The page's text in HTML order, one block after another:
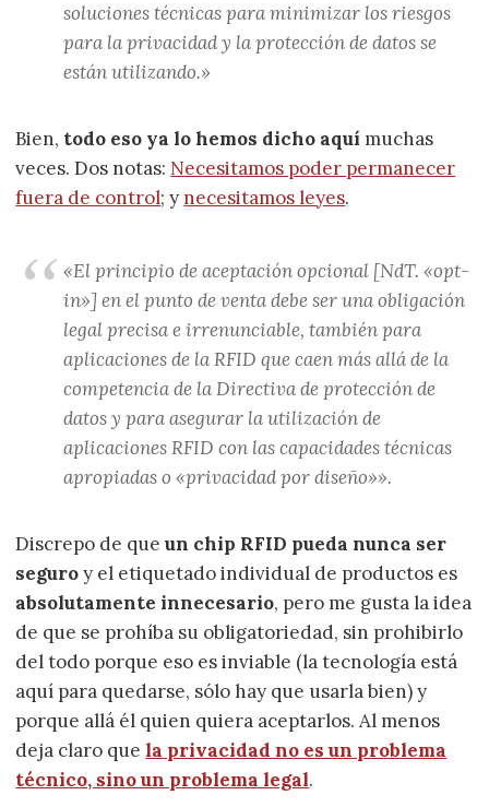
soluciones técnicas para minimizar los riesgos
para la privacidad y la protección de datos se
están utilizando.»
Bien, todo eso ya lo hemos dicho aquí muchas
veces. Dos notas: Necesitamos poder permanecer
fuera de control; ynecesitamos leyes.
«El principio de aceptación opcional [NdT. «opt-
in»] en el punto de venta debe ser una obligación
legal precisa e irrenunciable, también para
aplicaciones de la RFID que caen más allá de la
competencia de la Directiva de protección de
datos y para asegurar la utilización de
aplicaciones RFID con las capacidades técnicas
apropiadas o «privacidad por diseño»».
Discrepo de queun chip RFID pueda nunca ser
seguroy el etiquetado individual de productos es
absolutamente innecesario, pero me gusta la idea
de que se prohíba su obligatoriedad, sin prohibirlo
del todo porque eso es inviable (la tecnología está
aquí para quedarse, sólo hay que usarla bien) y
porque allá él quien quiera aceptarlos. Al menos
deja claro quela privacidad no es un problema
técnico, sino un problema legal.